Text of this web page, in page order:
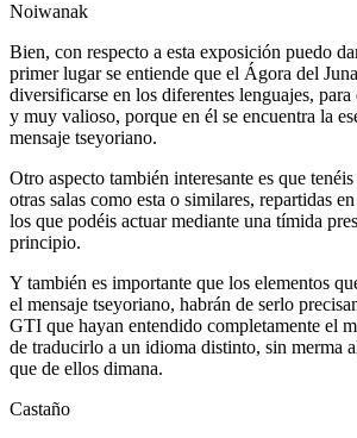
Noiwanak
Bien, con respecto a esta exposición puedo
primer lugar se entiende que el Ágora del
diversificarse en los diferentes lenguajes, para
y muy valioso, porque en él se encuentra la
mensaje tseyoriano.
Otro aspecto también interesante es que
otras salas como esta o similares, repartidas
los que podéis actuar mediante una tímida
principio.
Y también es importante que los elementos
el mensaje tseyoriano, habrán de serlo
GTI que hayan entendido completamente el
de traducirlo a un idioma distinto, sin merma
que de ellos dimana.
Castaño